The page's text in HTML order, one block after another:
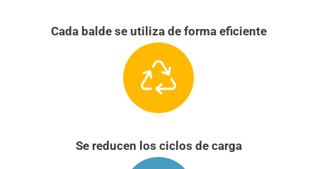
Cada balde se utiliza de forma eficiente
Se reducen los ciclos de carga